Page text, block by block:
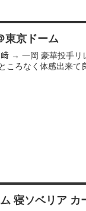
東京ドーム
→ 一岡 豪華投手リ
ころなく体感出来
寝ソベリア カ